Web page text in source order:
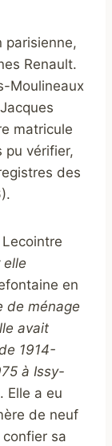
parisienne,
Renault.
Moulineaux
matricule
pu vérifier,
des
elle
en
de ménage
avait
1914-
à Issy-
. Elle a eu
de neuf
sa